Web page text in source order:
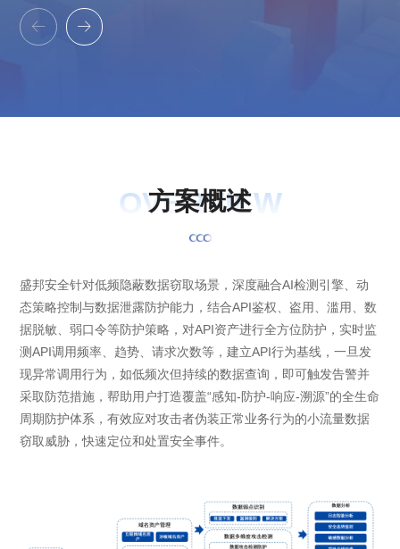
 
OVERVIEW
方案概述
盛邦安全针对低频隐蔽数据窃取场景，深度融合AI检测引擎、动
态策略控制与数据泄露防护能力，结合API鉴权、盗用、滥用、数
据脱敏、弱口令等防护策略，对API资产进行全方位防护，实时监
测API调用频率、趋势、请求次数等，建立API行为基线，一旦发
现异常调用行为，如低频次但持续的数据查询，即可触发告警并
采取防范措施，帮助用户打造覆盖“感知-防护-响应-溯源”的全生命
周期防护体系，有效应对攻击者伪装正常业务行为的小流量数据
窃取威胁，快速定位和处置安全事件。